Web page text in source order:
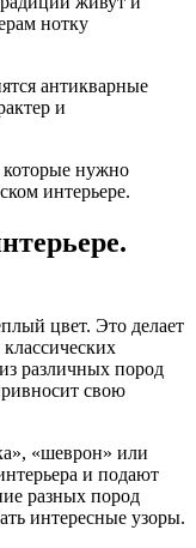
нотку
антикварные
и
которые нужно
интерьере.
цвет. Это делает
различных пород
свою
«шеврон» или
и подают
разных пород
интересные узоры.